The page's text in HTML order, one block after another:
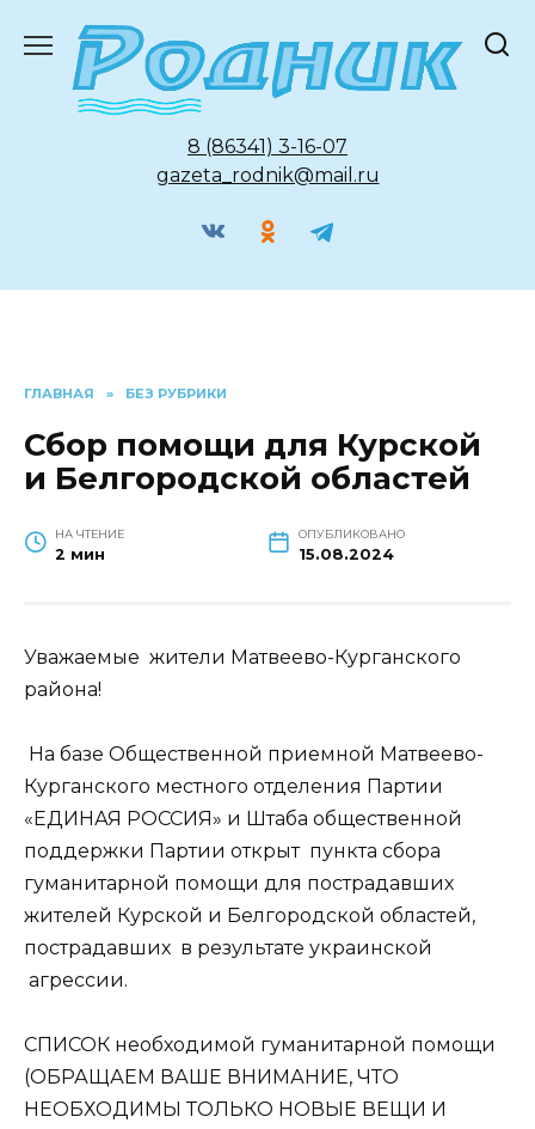
содержанию
8 (86341) 3-16-07
gazeta_rodnik@mail.ru
ГЛАВНАЯ » БЕЗ РУБРИКИ
Сбор помощи для Курской
и Белгородской областей
НА ЧТЕНИЕ
2 мин
ОПУБЛИКОВАНО
15.08.2024
Уважаемые жители Матвеево-Курганского
района!
На базе Общественной приемной Матвеево-
Курганского местного отделения Партии
«ЕДИНАЯ РОССИЯ» и Штаба общественной
поддержки Партии открыт пункта сбора
гуманитарной помощи для пострадавших
жителей Курской и Белгородской областей,
пострадавших в результате украинской
агрессии.
СПИСОК необходимой гуманитарной помощи
(ОБРАЩАЕМ ВАШЕ ВНИМАНИЕ, ЧТО
НЕОБХОДИМЫ ТОЛЬКО НОВЫЕ ВЕЩИ И